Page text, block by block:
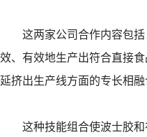
这两家公司合作内容包
效、有效地生产出符合直接
延挤出生产线方面的专长相融
这种技能组合使波士胶